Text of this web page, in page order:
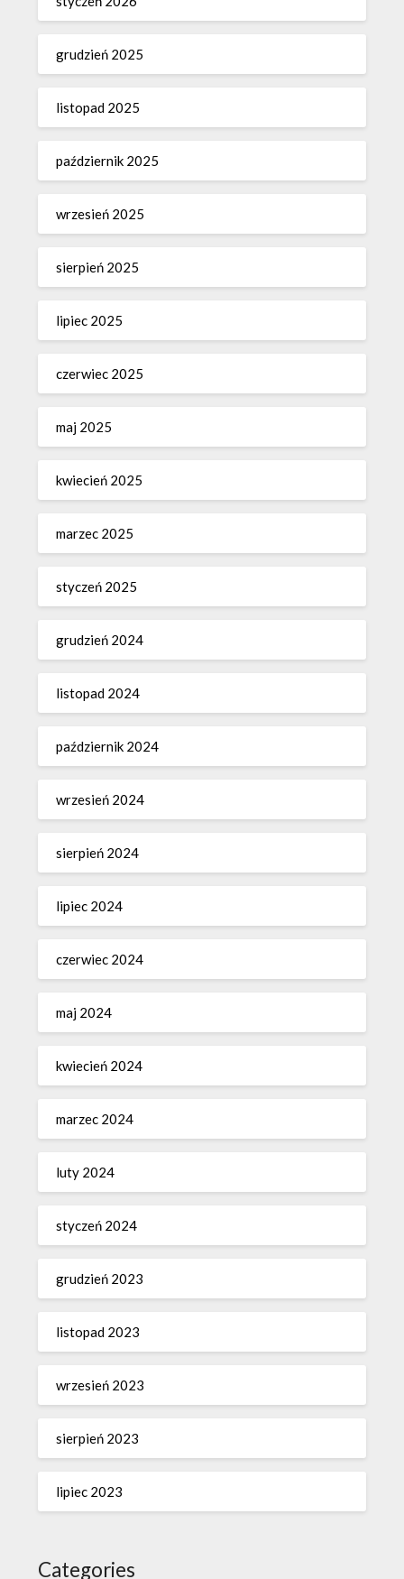
grudzień 2025
listopad 2025
październik 2025
wrzesień 2025
sierpień 2025
lipiec 2025
czerwiec 2025
maj 2025
kwiecień 2025
marzec 2025
styczeń 2025
grudzień 2024
listopad 2024
październik 2024
wrzesień 2024
sierpień 2024
lipiec 2024
czerwiec 2024
maj 2024
kwiecień 2024
marzec 2024
luty 2024
styczeń 2024
grudzień 2023
listopad 2023
wrzesień 2023
sierpień 2023
lipiec 2023
Categories